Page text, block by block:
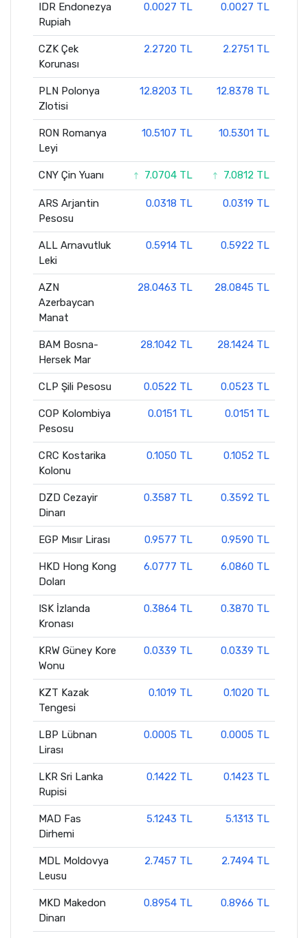
IDR Endonezya
Rupiah
0.0027 TL 0.0027 TL
CZK Çek
Korunası
2.2720 TL 2.2751 TL
PLN Polonya
Zlotisi
12.8203 TL 12.8378 TL
RON Romanya
Leyi
10.5107 TL 10.5301 TL
CNY Çin Yuanı 7.0704 TL 7.0812 TL
ARS Arjantin
Pesosu
0.0318 TL 0.0319 TL
ALL Arnavutluk
Leki
0.5914 TL 0.5922 TL
AZN
Azerbaycan
Manat
28.0463 TL 28.0845 TL
BAM Bosna-
Hersek Mar
28.1042 TL 28.1424 TL
CLP Şili Pesosu 0.0522 TL 0.0523 TL
COP Kolombiya
Pesosu
0.0151 TL 0.0151 TL
CRC Kostarika
Kolonu
0.1050 TL 0.1052 TL
DZD Cezayir
Dinarı
0.3587 TL 0.3592 TL
EGP Mısır Lirası 0.9577 TL 0.9590 TL
HKD Hong Kong
Doları
6.0777 TL 6.0860 TL
ISK İzlanda
Kronası
0.3864 TL 0.3870 TL
KRW Güney Kore
Wonu
0.0339 TL 0.0339 TL
KZT Kazak
Tengesi
0.1019 TL 0.1020 TL
LBP Lübnan
Lirası
0.0005 TL 0.0005 TL
LKR Sri Lanka
Rupisi
0.1422 TL 0.1423 TL
MAD Fas
Dirhemi
5.1243 TL 5.1313 TL
MDL Moldovya
Leusu
2.7457 TL 2.7494 TL
MKD Makedon
Dinarı
0.8954 TL 0.8966 TL